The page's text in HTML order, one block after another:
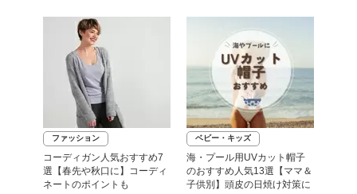
ファッション
コーディガン人気おすすめ7
選【春先や秋口に】コーディ
ネートのポイントも
ベビー・キッズ
海・プール用UVカット帽子
のおすすめ人気13選【ママ＆
子供別】頭皮の日焼け対策に